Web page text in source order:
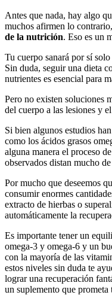
Antes que nada, hay algo
muchos afirmen lo contrario,
de la nutrición. Eso es un
Tu cuerpo sanará por sí
Sin duda, seguir una dieta
nutrientes es esencial para
Pero no existen soluciones
del cuerpo a las lesiones y
Si bien algunos estudios
como los ácidos grasos
alguna manera el proceso
observados distan mucho
Por mucho que deseemos
consumir enormes
extracto de hierbas o
automáticamente la
Es importante tener un
omega-3 y omega-6 y un
con la mayoría de las
estos niveles sin duda te
lograr una recuperación
un suplemento que prometa